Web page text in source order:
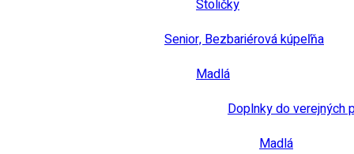
Stoličky
Senior, Bezbariérová kúpeľňa
Madlá
Doplnky do verejných
Madlá